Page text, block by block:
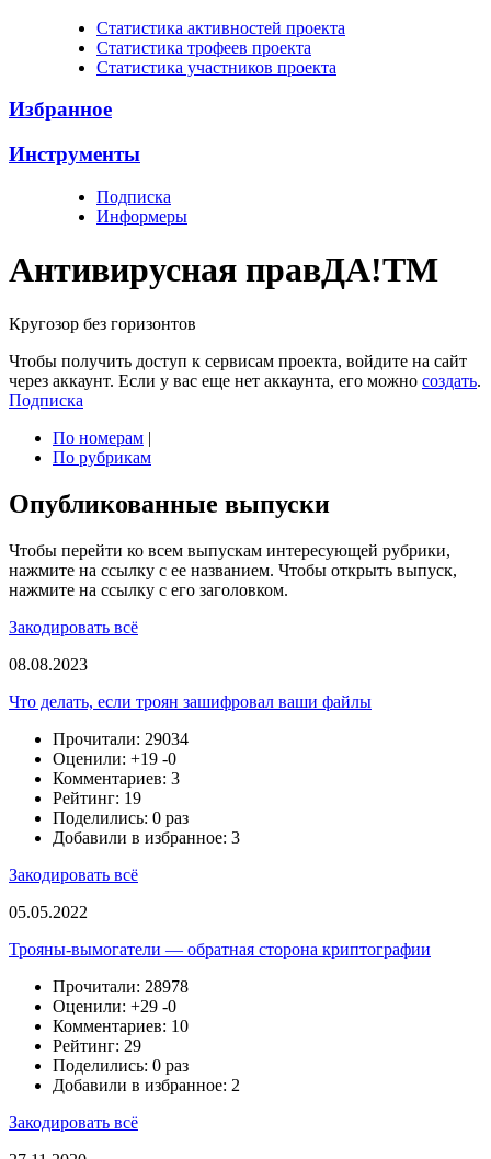
Cтатистика активностей проекта
Cтатистика трофеев проекта
Cтатистика участников проекта
Избранное
Инструменты
Подписка
Информеры
Антивирусная правДА!TM
Кругозор без горизонтов
Чтобы получить доступ к сервисам проекта, войдите на сайт
через аккаунт. Если у вас еще нет аккаунта, его можно создать.
Подписка
По номерам |
По рубрикам
Опубликованные выпуски
Чтобы перейти ко всем выпускам интересующей рубрики,
нажмите на ссылку с ее названием. Чтобы открыть выпуск,
нажмите на ссылку с его заголовком.
Закодировать всё
08.08.2023
Что делать, если троян зашифровал ваши файлы
Прочитали: 29034
Оценили: +19 -0
Комментариев: 3
Рейтинг: 19
Поделились: 0 раз
Добавили в избранное: 3
Закодировать всё
05.05.2022
Трояны-вымогатели — обратная сторона криптографии
Прочитали: 28978
Оценили: +29 -0
Комментариев: 10
Рейтинг: 29
Поделились: 0 раз
Добавили в избранное: 2
Закодировать всё